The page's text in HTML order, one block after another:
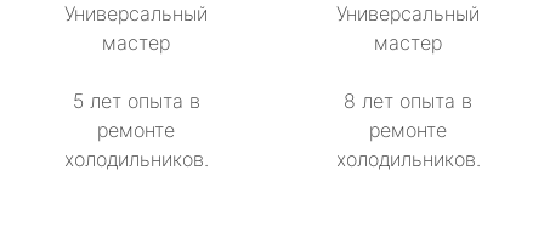
Универсальный
мастер
5 лет опыта в
ремонте
холодильников.
Универсальный
мастер
8 лет опыта в
ремонте
холодильников.